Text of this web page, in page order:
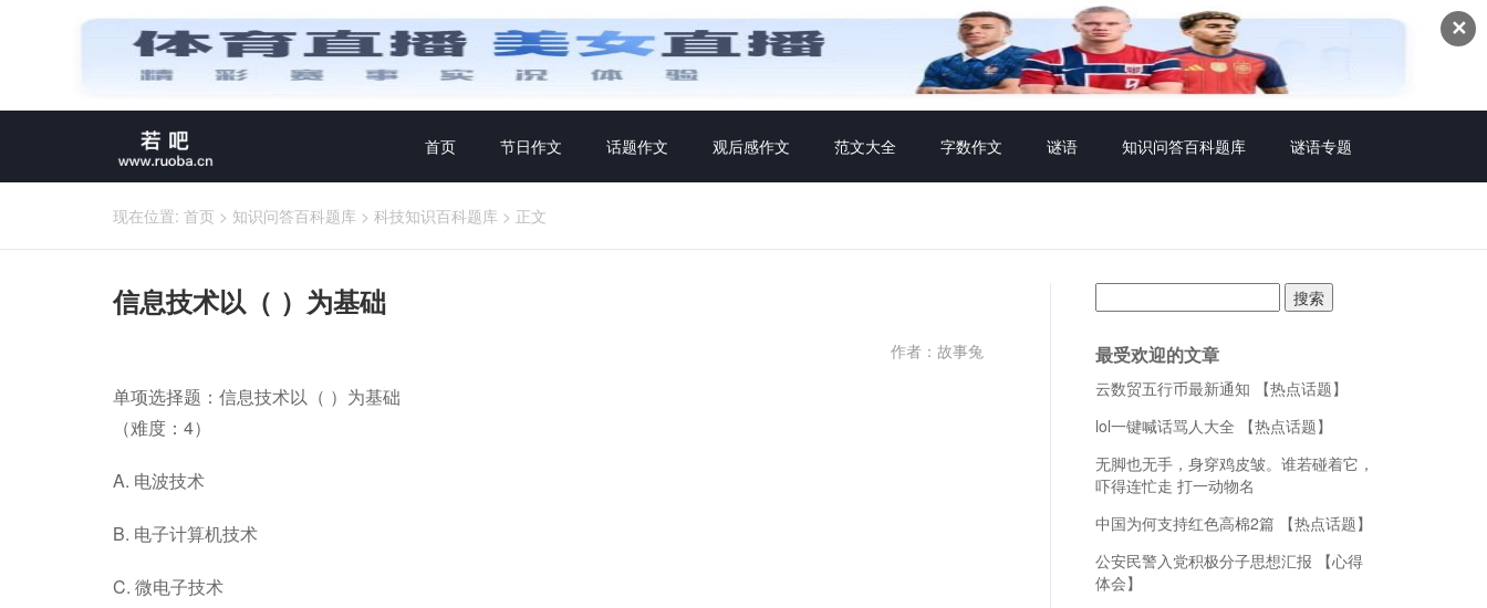
✕
首页 节日作文 话题作文 观后感作文 范文大全 字数作文 谜语 知识问答百科题库 谜语专题
现在位置: 首页 > 知识问答百科题库 > 科技知识百科题库 > 正文
信息技术以（ ）为基础
作者：故事兔
单项选择题：信息技术以（ ）为基础
（难度：4）
A. 电波技术
B. 电子计算机技术
C. 微电子技术
索：
最受欢迎的文章
云数贸五行币最新通知 【热点话题】
lol一键喊话骂人大全 【热点话题】
无脚也无手，身穿鸡皮皱。谁若碰着它，
吓得连忙走 打一动物名
中国为何支持红色高棉2篇 【热点话题】
公安民警入党积极分子思想汇报 【心得
体会】